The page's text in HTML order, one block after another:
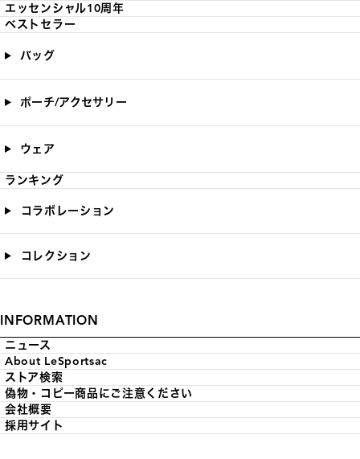
エッセンシャル10周年
ベストセラー
バッグ
ポーチ/アクセサリー
ウェア
ランキング
コラボレーション
コレクション
INFORMATION
ニュース
About LeSportsac
ストア検索
偽物・コピー商品にご注意ください
会社概要
採用サイト